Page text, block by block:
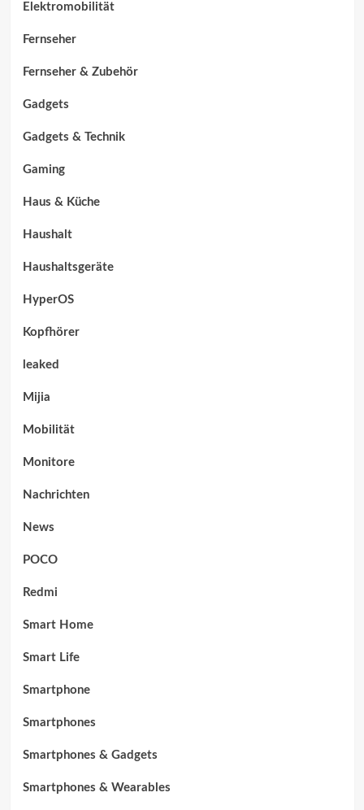
Elektromobilität
Fernseher
Fernseher & Zubehör
Gadgets
Gadgets & Technik
Gaming
Haus & Küche
Haushalt
Haushaltsgeräte
HyperOS
Kopfhörer
leaked
Mijia
Mobilität
Monitore
Nachrichten
News
POCO
Redmi
Smart Home
Smart Life
Smartphone
Smartphones
Smartphones & Gadgets
Smartphones & Wearables